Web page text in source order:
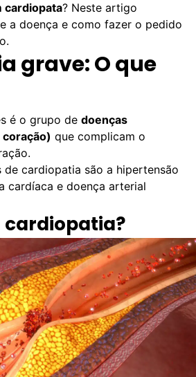
cardiopata? Neste artigo
a doença e como fazer o pedido
grave: O que
é o grupo de doenças
que complicam o
de cardiopatia são a hipertensão
cardíaca e doença arterial
cardiopatia?